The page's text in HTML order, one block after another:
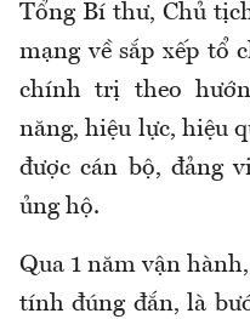
Tổng Bí thư, Chủ
mạng về sắp xếp tổ
chính trị theo
năng, hiệu lực, hiệu
được cán bộ, đảng
ủng hộ.
Qua 1 năm vận
tính đúng đắn, là